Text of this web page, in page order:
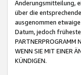
Änderungsmitteilung,
über die
ausgenommen
Datum, jedoch
PARTNERPROGRAMM
WENN SIE MIT EINER
KÜNDIGEN.